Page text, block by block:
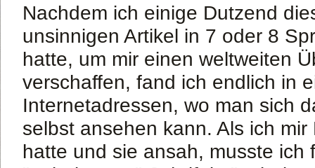
Nachdem ich einige Dutzend
unsinnigen Artikel in 7 oder 8
hatte, um mir einen weltweiten
verschaffen, fand ich endlich in
Internetadressen, wo man sich
selbst ansehen kann. Als ich
hatte und sie ansah, musste ich